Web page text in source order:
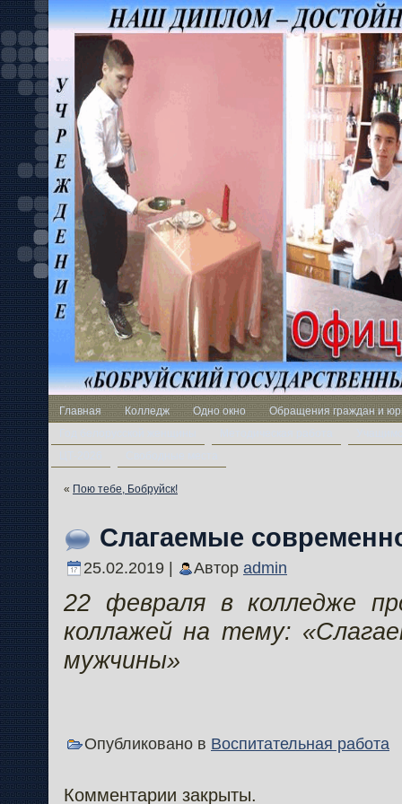
Главная Колледж Одно окно
Обращения граждан и
« Пою тебе, Бобруйск!
Слагаемые
25.02.2019 | Автор admin
22 февраля в колледже
коллажей на тему:
мужчины»
Опубликовано в Воспитательная работа
Комментарии закрыты.